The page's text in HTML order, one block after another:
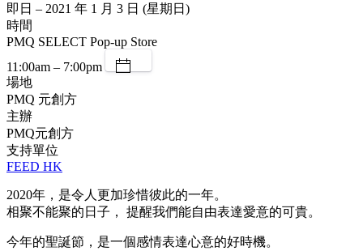
即日 – 2021 年 1 月 3 日 (星期日)
時間
PMQ SELECT Pop-up Store
11:00am – 7:00pm
場地
PMQ 元創方
主辦
PMQ元創方
支持單位
FEED HK
2020年，是令人更加珍惜彼此的一年。
相聚不能聚的日子， 提醒我們能自由表達愛意的可貴。
今年的聖誕節，是一個感情表達心意的好時機。